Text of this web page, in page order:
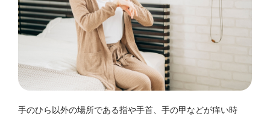
手のひら以外の場所である指や手首、手の甲などが痒い時